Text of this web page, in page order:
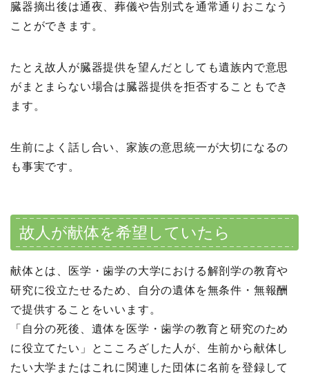
臓器摘出後は通夜、葬儀や告別式を通常通りおこなう
ことができます。
たとえ故人が臓器提供を望んだとしても遺族内で意思
がまとまらない場合は臓器提供を拒否することもでき
ます。
生前によく話し合い、家族の意思統一が大切になるの
も事実です。
故人が献体を希望していたら
献体とは、医学・歯学の大学における解剖学の教育や
研究に役立たせるため、自分の遺体を無条件・無報酬
で提供することをいいます。
「自分の死後、遺体を医学・歯学の教育と研究のため
に役立てたい」とこころざした人が、生前から献体し
たい大学またはこれに関連した団体に名前を登録して